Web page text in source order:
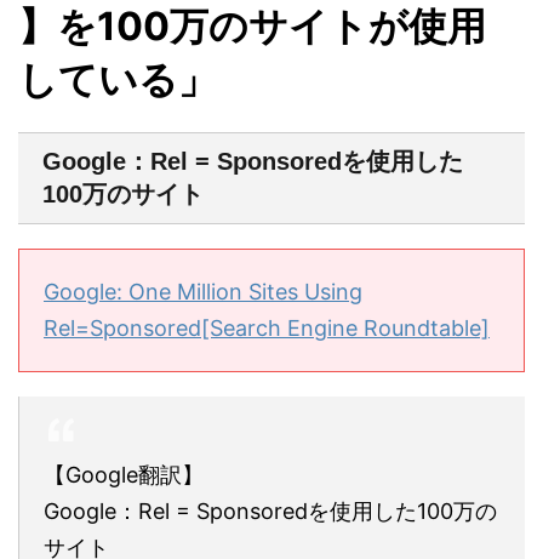
】を100万のサイトが使用
している」
Google：Rel = Sponsoredを使用した
100万のサイト
Google: One Million Sites Using
Rel=Sponsored[Search Engine Roundtable]
【Google翻訳】
Google：Rel = Sponsoredを使用した100万の
サイト